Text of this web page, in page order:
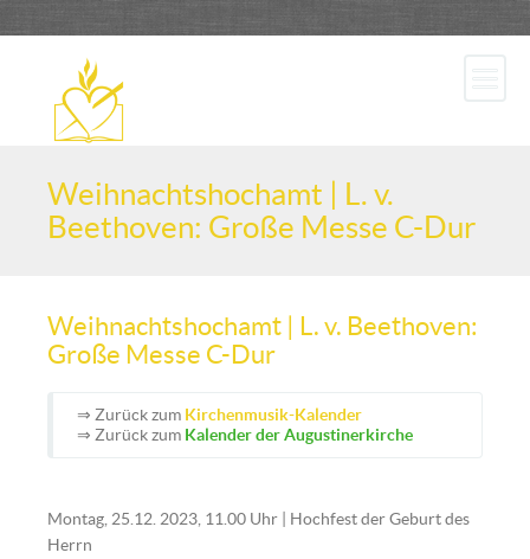
Weihnachtshochamt | L. v.
Beethoven: Große Messe C-Dur
Weihnachtshochamt | L. v. Beethoven:
Große Messe C-Dur
⇒ Zurück zum Kirchenmusik-Kalender
⇒ Zurück zum Kalender der Augustinerkirche
Montag, 25.12. 2023, 11.00 Uhr | Hochfest der Geburt des
Herrn